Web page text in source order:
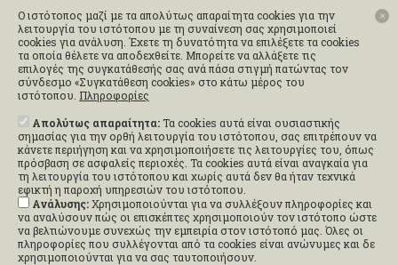
Ο ιστότοπος μαζί με τα απολύτως απαραίτητα cookies για την
λειτουργία του ιστότοπου με τη συναίνεση σας χρησιμοποιεί
cookies για ανάλυση. Έχετε τη δυνατότητα να επιλέξετε τα cookies
τα οποία θέλετε να αποδεχθείτε. Μπορείτε να αλλάξετε τις
επιλογές της συγκατάθεσής σας ανά πάσα στιγμή πατώντας τον
σύνδεσμο «Συγκατάθεση cookies» στο κάτω μέρος του
ιστότοπου. Πληροφορίες
Απολύτως απαραίτητα:Τα cookies αυτά είναι ουσιαστικής
σημασίας για την ορθή λειτουργία του ιστότοπου, σας επιτρέπουν να
κάνετε περιήγηση και να χρησιμοποιήσετε τις λειτουργίες του, όπως
πρόσβαση σε ασφαλείς περιοχές. Τα cookies αυτά είναι αναγκαία για
τη λειτουργία του ιστότοπου και χωρίς αυτά δεν θα ήταν τεχνικά
εφικτή η παροχή υπηρεσιών του ιστότοπου.
Ανάλυσης:Χρησιμοποιούνται για να συλλέξουν πληροφορίες και
να αναλύσουν πώς οι επισκέπτες χρησιμοποιούν τον ιστότοπο ώστε
να βελτιώνουμε συνεχώς την εμπειρία στον ιστότοπό μας. Όλες οι
πληροφορίες που συλλέγονται από τα cookies είναι ανώνυμες και δε
χρησιμοποιούνται για να σας ταυτοποιήσουν.
✕